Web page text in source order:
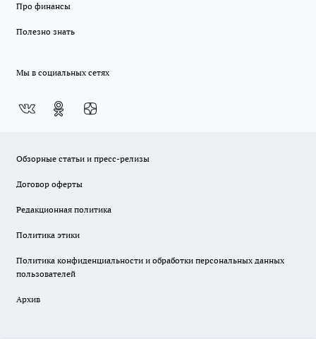
Про финансы
Полезно знать
Мы в социальных сетях
Обзорные статьи и пресс-релизы
Договор оферты
Редакционная политика
Политика этики
Политика конфиденциальности и обработки персональных данных
пользователей
Архив